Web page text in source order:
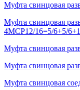
Муфта свинцовая
Муфта свинцовая
4МСР12/16=5/6+5/
Муфта свинцовая
Муфта свинцовая
Муфта свинцовая